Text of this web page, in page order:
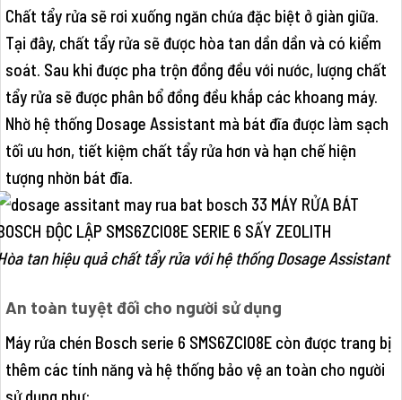
Chất tẩy rửa sẽ rơi xuống ngăn chứa đặc biệt ở giàn giữa.
Tại đây, chất tẩy rửa sẽ được hòa tan dần dần và có kiểm
soát. Sau khi được pha trộn đồng đều với nước, lượng chất
tẩy rửa sẽ được phân bổ đồng đều khắp các khoang máy.
Nhờ hệ thống Dosage Assistant mà bát đĩa được làm sạch
tối ưu hơn, tiết kiệm chất tẩy rửa hơn và hạn chế hiện
tượng nhờn bát đĩa.
tan hiệu quả chất tẩy rửa với hệ thống Dosage Assistant
An toàn tuyệt đối cho người sử dụng
Máy rửa chén Bosch serie 6 SMS6ZCI08E còn được trang bị
thêm các tính năng và hệ thống bảo vệ an toàn cho người